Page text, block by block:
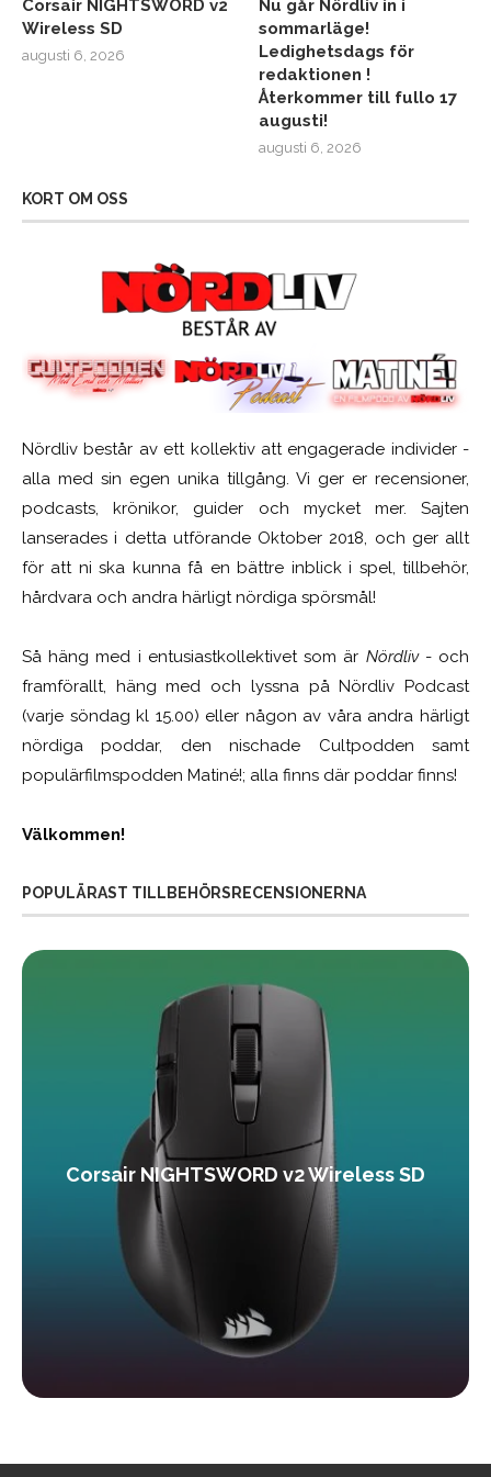
Corsair NIGHTSWORD v2
Wireless SD
augusti 6, 2026
Nu går Nördliv in i
sommarläge!
Ledighetsdags för
redaktionen !
Återkommer till fullo 17
augusti!
augusti 6, 2026
KORT OM OSS
Nördliv består av ett kollektiv att engagerade individer -
alla med sin egen unika tillgång. Vi ger er recensioner,
podcasts, krönikor, guider och mycket mer. Sajten
lanserades i detta utförande Oktober 2018, och ger allt
för att ni ska kunna få en bättre inblick i spel, tillbehör,
hårdvara och andra härligt nördiga spörsmål!
Så häng med i entusiastkollektivet som är Nördliv- och
framförallt, häng med och lyssna på Nördliv Podcast
(varje söndag kl 15.00) eller någon av våra andra härligt
nördiga poddar, den nischade Cultpodden samt
populärfilmspodden Matiné!; alla finns där poddar finns!
Välkommen!
POPULÄRAST TILLBEHÖRSRECENSIONERNA
Corsair NIGHTSWORD v2 Wireless SD